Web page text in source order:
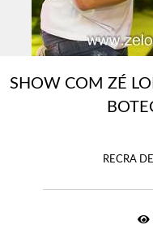
SHOW COM ZÉ
RECRA